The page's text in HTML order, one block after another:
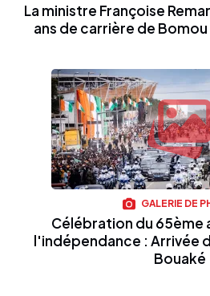
La ministre Françoise
ans de carrière de
GALERIE DE
Célébration du 65ème
l'indépendance : Arrivée
Bouaké